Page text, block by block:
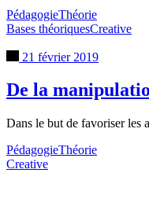
PédagogieThéorie
Bases théoriquesCreative
21 février 2019
De la
Dans le but de favoriser les
PédagogieThéorie
Creative